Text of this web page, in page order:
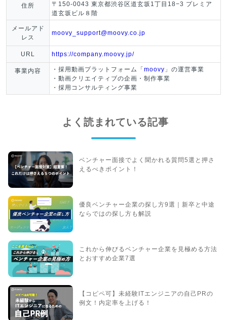
住所
〒150-0043 東京都渋谷区道玄坂1丁目18−3 プレミア
道玄坂ビル８階
メールアド
レス
moovy_support@moovy.co.jp
URL https://company.moovy.jp/
事業内容 ・採用動画プラットフォーム「 moovy 」の運営事業
・動画クリエイティブの企画・制作事業
・採用コンサルティング事業
よく読まれている記事
ベンチャー面接でよく聞かれる質問5選と押さ
えるべきポイント！
優良ベンチャー企業の探し方9選｜新卒と中途
ならではの探し方も解説
これから伸びるベンチャー企業を見極める方法
とおすすめ企業7選
【コピペ可】未経験ITエンジニアの自己PRの
例文！内定率を上げる！